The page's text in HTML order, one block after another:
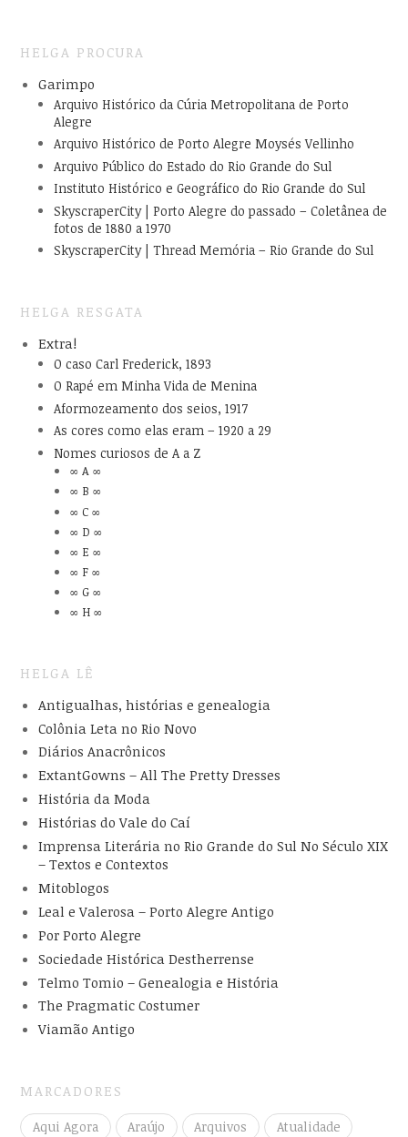
HELGA PROCURA
Garimpo
Arquivo Histórico da Cúria Metropolitana de Porto
Alegre
Arquivo Histórico de Porto Alegre Moysés Vellinho
Arquivo Público do Estado do Rio Grande do Sul
Instituto Histórico e Geográfico do Rio Grande do Sul
SkyscraperCity | Porto Alegre do passado – Coletânea de
fotos de 1880 a 1970
SkyscraperCity | Thread Memória – Rio Grande do Sul
HELGA RESGATA
Extra!
O caso Carl Frederick, 1893
O Rapé em Minha Vida de Menina
Aformozeamento dos seios, 1917
As cores como elas eram – 1920 a 29
Nomes curiosos de A a Z
∞ A ∞
∞ B ∞
∞ C ∞
∞ D ∞
∞ E ∞
∞ F ∞
∞ G ∞
∞ H ∞
HELGA LÊ
Antigualhas, histórias e genealogia
Colônia Leta no Rio Novo
Diários Anacrônicos
ExtantGowns – All The Pretty Dresses
História da Moda
Histórias do Vale do Caí
Imprensa Literária no Rio Grande do Sul No Século XIX
– Textos e Contextos
Mitoblogos
Leal e Valerosa – Porto Alegre Antigo
Por Porto Alegre
Sociedade Histórica Destherrense
Telmo Tomio – Genealogia e História
The Pragmatic Costumer
Viamão Antigo
MARCADORES
Aqui Agora Araújo Arquivos
Atualidade